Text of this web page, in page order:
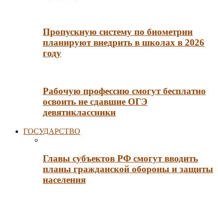
Пропускную систему по биометрии
планируют внедрить в школах в 2026
году
Рабочую профессию смогут бесплатно
освоить не сдавшие ОГЭ
девятиклассники
ГОСУДАРСТВО
Главы субъектов РФ смогут вводить
планы гражданской обороны и защиты
населения